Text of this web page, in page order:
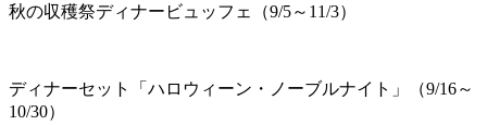
秋の収穫祭ディナービュッフェ（9/5～11/3）
ディナーセット「ハロウィーン・ノーブルナイト」（9/16～
10/30）